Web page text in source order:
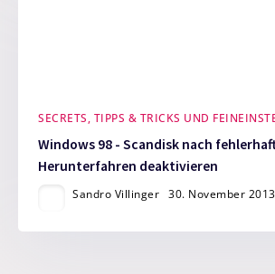
SECRETS, TIPPS & TRICKS UND
Windows 98 - Scandisk nach
Herunterfahren deaktivieren
Sandro Villinger 30. November 2013